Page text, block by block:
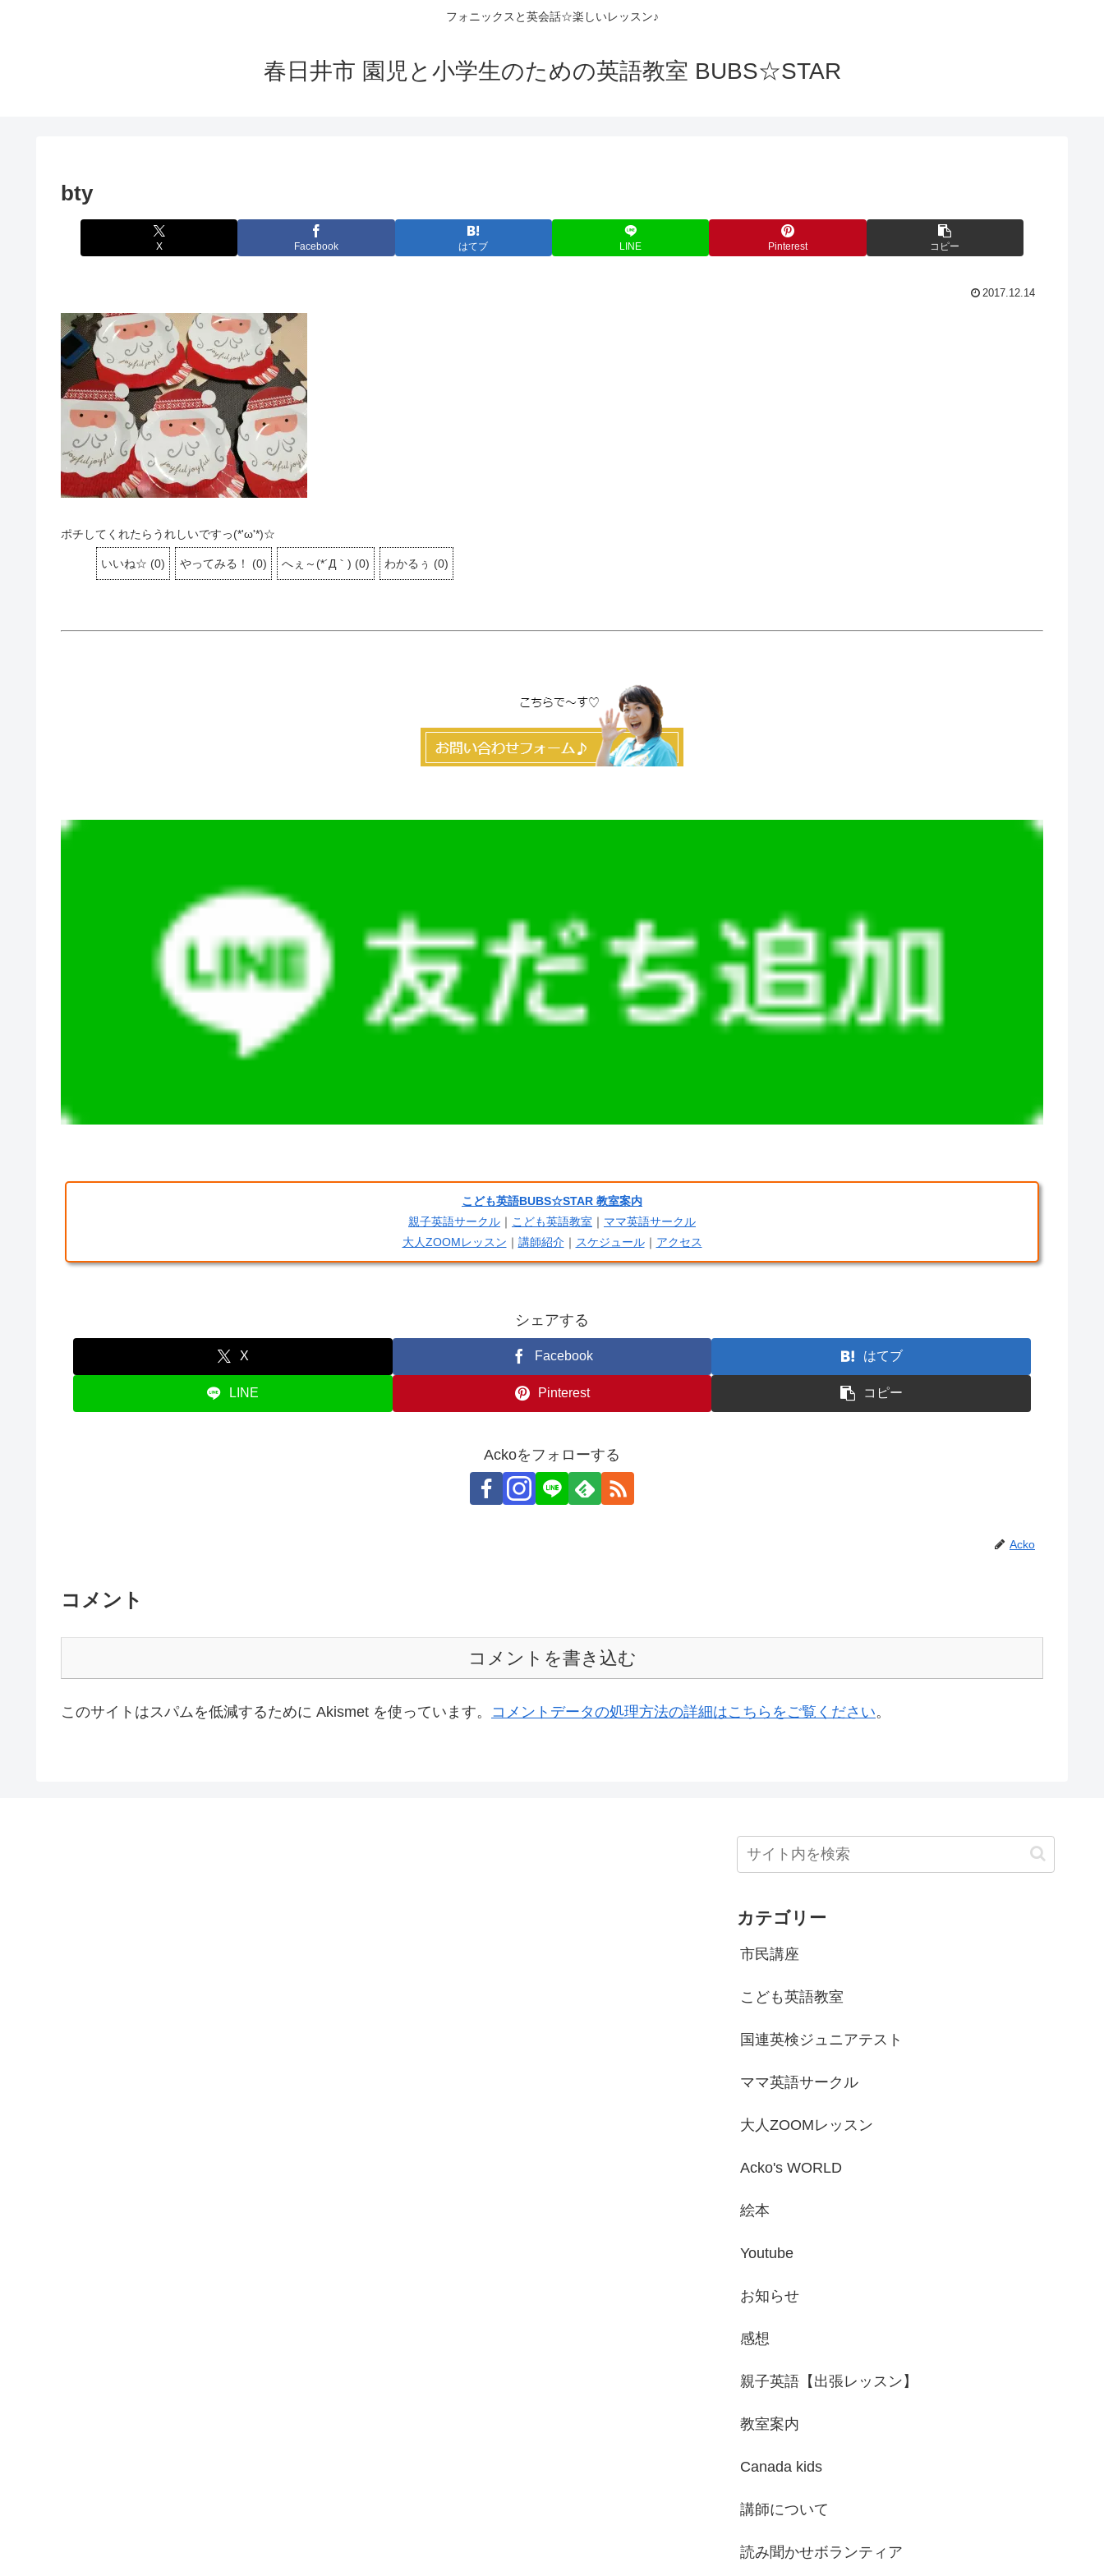
フォニックスと英会話☆楽しいレッスン♪
春日井市 園児と小学生のための英語教室 BUBS☆STAR
bty
X Facebook はてブ LINE Pinterest コピー
2017.12.14
ポチしてくれたらうれしいですっ(*'ω'*)☆
いいね☆ (0) やってみる！ (0) へぇ～(*´Д｀) (0) わかるぅ (0)
こども英語BUBS☆STAR 教室案内
親子英語サークル ｜ こども英語教室 ｜ ママ英語サークル
大人ZOOMレッスン ｜ 講師紹介｜ スケジュール｜ アクセス
シェアする
X Facebook はてブ
LINE Pinterest コピー
Ackoをフォローする
Acko
コメント
コメントを書き込む
このサイトはスパムを低減するために Akismet を使っています。 コメントデータの処理方法の詳細はこちらをご覧ください。
カテゴリー
市民講座
こども英語教室
国連英検ジュニアテスト
ママ英語サークル
大人ZOOMレッスン
Acko's WORLD
絵本
Youtube
お知らせ
感想
親子英語【出張レッスン】
教室案内
Canada kids
講師について
読み聞かせボランティア